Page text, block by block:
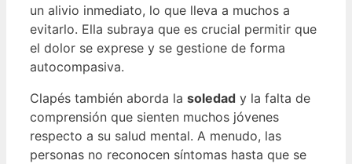
un alivio inmediato, lo que lleva a muchos a
evitarlo. Ella subraya que es crucial permitir que
el dolor se exprese y se gestione de forma
autocompasiva.
Clapés también aborda la soledad y la falta de
comprensión que sienten muchos jóvenes
respecto a su salud mental. A menudo, las
personas no reconocen síntomas hasta que se